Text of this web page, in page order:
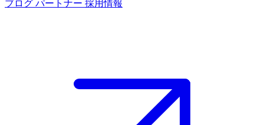
ブログ パートナー 採用情報